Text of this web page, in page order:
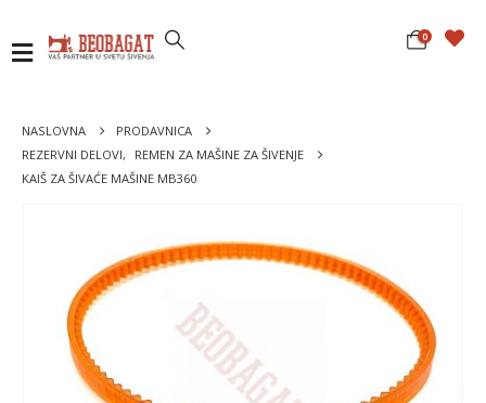
0
NASLOVNA
PRODAVNICA
REZERVNI DELOVI,
REMEN ZA MAŠINE ZA ŠIVENJE
KAIŠ ZA ŠIVAĆE MAŠINE MB360